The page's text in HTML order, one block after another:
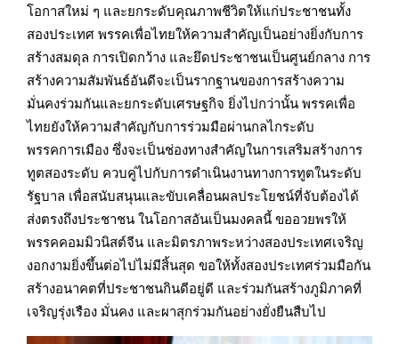
โอกาสใหม่ ๆ และยกระดับคุณภาพชีวิตให้แก่ประชาชนทั้ง
สองประเทศ พรรคเพื่อไทยให้ความสำคัญเป็นอย่างยิ่งกับการ
สร้างสมดุล การเปิดกว้าง และยึดประชาชนเป็นศูนย์กลาง การ
สร้างความสัมพันธ์อันดีจะเป็นรากฐานของการสร้างความ
มั่นคงร่วมกันและยกระดับเศรษฐกิจ ยิ่งไปกว่านั้น พรรคเพื่อ
ไทยยังให้ความสำคัญกับการร่วมมือผ่านกลไกระดับ
พรรคการเมือง ซึ่งจะเป็นช่องทางสำคัญในการเสริมสร้างการ
ทูตสองระดับ ควบคู่ไปกับการดำเนินงานทางการทูตในระดับ
รัฐบาล เพื่อสนับสนุนและขับเคลื่อนผลประโยชน์ที่จับต้องได้
ส่งตรงถึงประชาชน ในโอกาสอันเป็นมงคลนี้ ขออวยพรให้
พรรคคอมมิวนิสต์จีน และมิตรภาพระหว่างสองประเทศเจริญ
งอกงามยิ่งขึ้นต่อไปไม่มีสิ้นสุด ขอให้ทั้งสองประเทศร่วมมือกัน
สร้างอนาคตที่ประชาชนกินดีอยู่ดี และร่วมกันสร้างภูมิภาคที่
เจริญรุ่งเรือง มั่นคง และผาสุกร่วมกันอย่างยั่งยืนสืบไป